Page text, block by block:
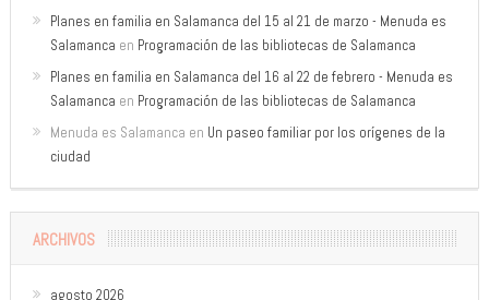
Planes en familia en Salamanca del 15 al 21 de marzo - Menuda es
Salamanca en Programación de las bibliotecas de Salamanca
Planes en familia en Salamanca del 16 al 22 de febrero - Menuda es
Salamanca en Programación de las bibliotecas de Salamanca
Menuda es Salamanca en Un paseo familiar por los orígenes de la
ciudad
ARCHIVOS
agosto 2026